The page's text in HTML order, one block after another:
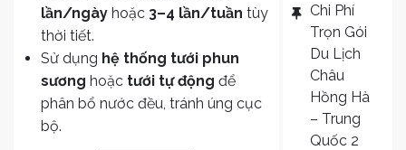
lần/ngày hoặc 3–4 lần/tuần tùy
thời tiết.
Sử dụng hệ thống tưới phun
sương hoặc tưới tự động để
phân bổ nước đều, tránh úng cục
bộ.
Chi Phí
Trọn Gói
Du Lịch
Châu
Hồng Hà
– Trung
Quốc 2